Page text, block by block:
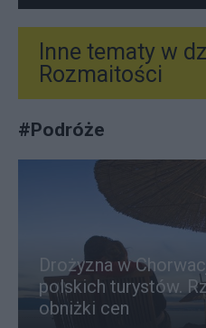
Inne tematy w
Rozmaitości
#Podróże
Drożyzna w
polskich turystów.
obniżki cen